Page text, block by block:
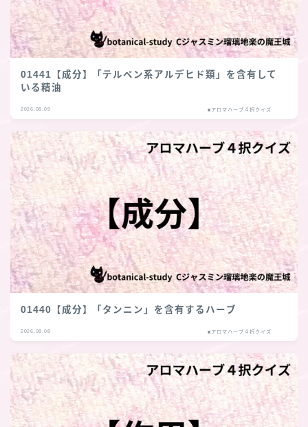
01441【成分】「テルペン系アルデヒド類」を含有して
いる精油
2026.08.09 ■アロマハーブ４択クイズ
01440【成分】「タンニン」を含有するハーブ
2026.08.08 ■アロマハーブ４択クイズ